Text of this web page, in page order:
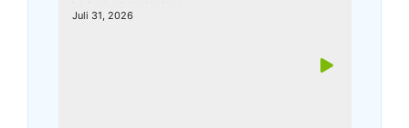
Juli 31, 2026